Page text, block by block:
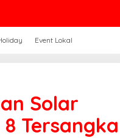
Event Lokal
Solar
Tersangka